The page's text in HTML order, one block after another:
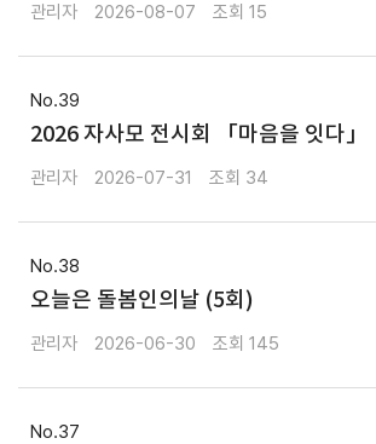
관리자 2026-08-07 15
39
2026 자사모 전시회 「마음을 잇다」
관리자 2026-07-31 34
38
오늘은 돌봄인의날 (5회)
관리자 2026-06-30 145
37